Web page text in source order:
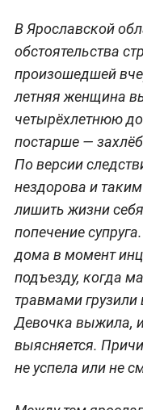
В Ярославской
обстоятельства
произошедшей
летняя женщина
четырёхлетнюю
постарше —
По версии
нездорова и
лишить жизни
попечение
дома в момент
подъезду, когда
травмами
Девочка выжила,
выясняется.
не успела или не